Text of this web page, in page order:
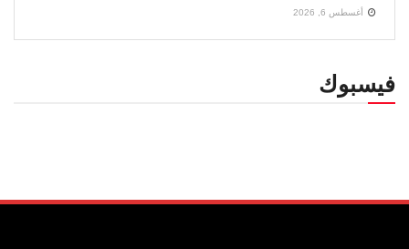
أغسطس 6, 2026
فيسبوك